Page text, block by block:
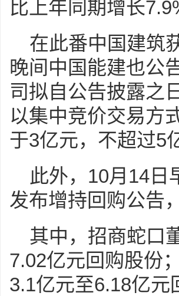
比上年同期增长
在此番中国建筑
晚间中国能建也公
司拟自公告披露之
以集中竞价交易方
于3亿元，不超过5
此外，10月14日
发布增持回购公告
其中，招商蛇口
7.02亿元回购股份
3.1亿元至6.18亿